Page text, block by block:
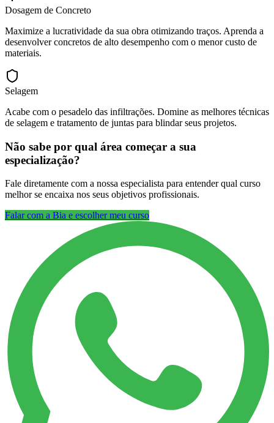
Dosagem de Concreto
Maximize a lucratividade da sua obra otimizando traços. Aprenda a
desenvolver concretos de alto desempenho com o menor custo de
materiais.
Selagem
Acabe com o pesadelo das infiltrações. Domine as melhores técnicas
de selagem e tratamento de juntas para blindar seus projetos.
Não sabe por qual área começar a sua
especialização?
Fale diretamente com a nossa especialista para entender qual curso
melhor se encaixa nos seus objetivos profissionais.
Falar com a Bia e escolher meu curso